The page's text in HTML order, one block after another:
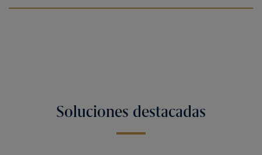
Soluciones destacadas